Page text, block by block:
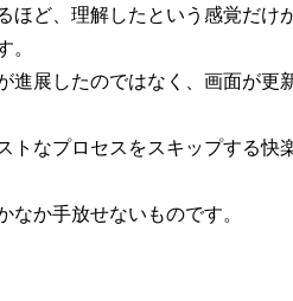
ほど、理解したという感覚だけ
進展したのではなく、画面が更
トなプロセスをスキップする快
か手放せないものです。